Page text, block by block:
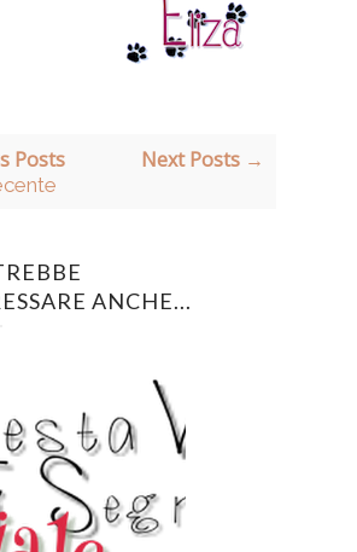
Posts Next Posts →
ANCHE...